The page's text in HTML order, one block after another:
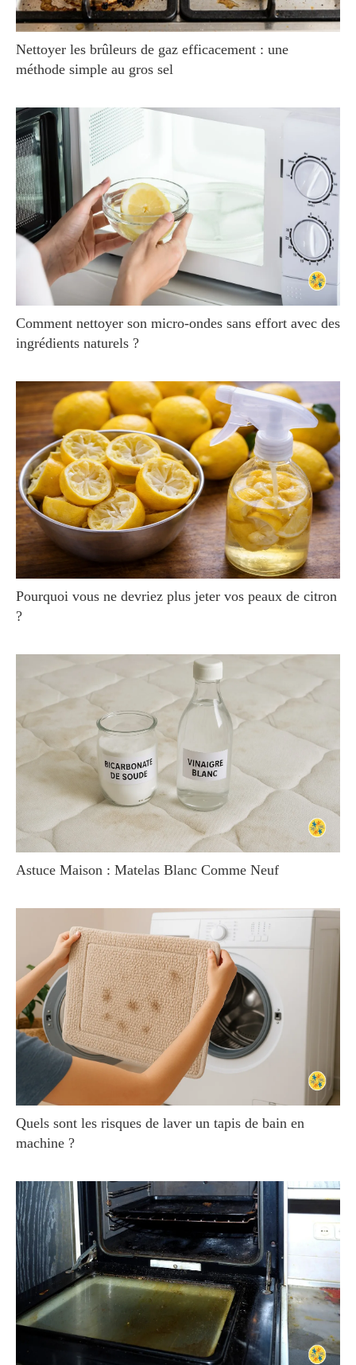
Nettoyer les brûleurs de gaz efficacement : une
méthode simple au gros sel
Comment nettoyer son micro-ondes sans effort avec des
ingrédients naturels ?
Pourquoi vous ne devriez plus jeter vos peaux de citron
?
Astuce Maison : Matelas Blanc Comme Neuf
Quels sont les risques de laver un tapis de bain en
machine ?